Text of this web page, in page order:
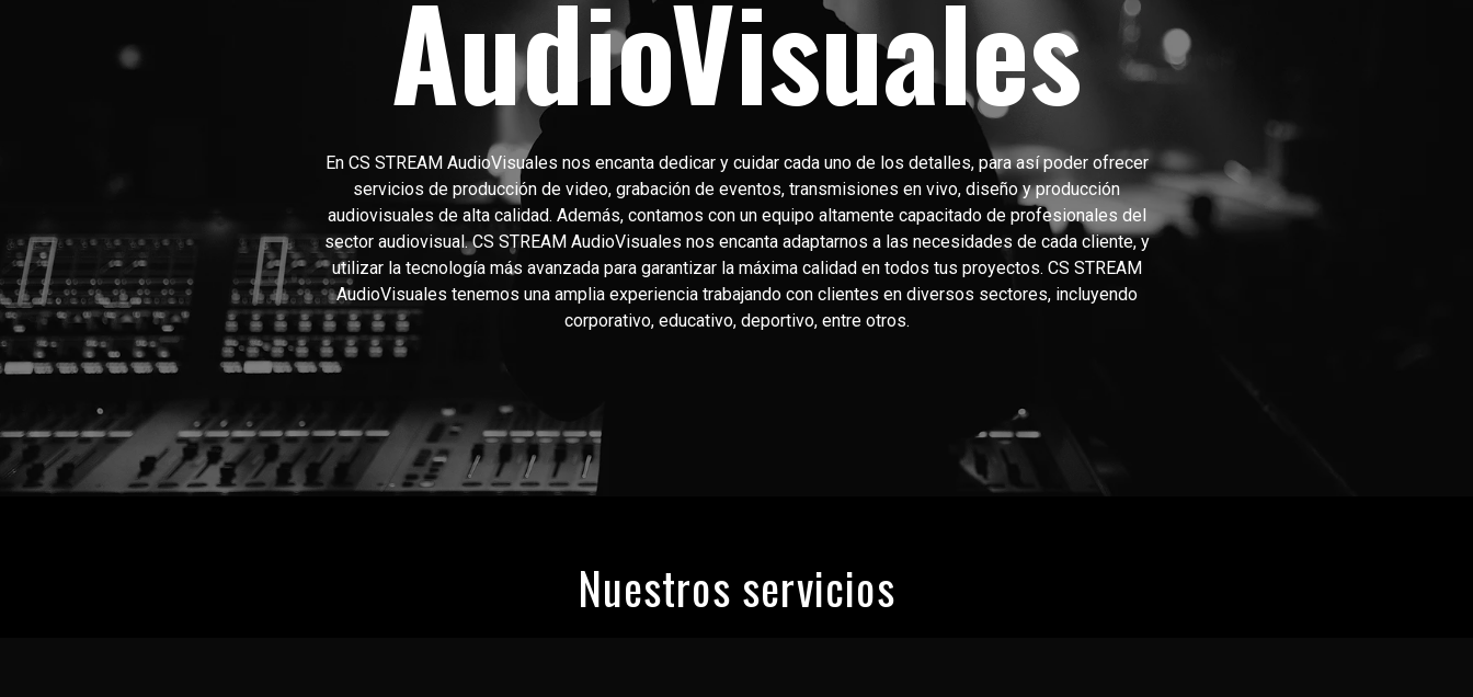
AudioVisuales
En CS STREAM AudioVisuales nos encanta dedicar y cuidar cada uno de los detalles, para así poder ofrecer
servicios de producción de video, grabación de eventos, transmisiones en vivo, diseño y producción
audiovisuales de alta calidad. Además, contamos con un equipo altamente capacitado de profesionales del
sector audiovisual. CS STREAM AudioVisuales nos encanta adaptarnos a las necesidades de cada cliente, y
utilizar la tecnología más avanzada para garantizar la máxima calidad en todos tus proyectos. CS STREAM
AudioVisuales tenemos una amplia experiencia trabajando con clientes en diversos sectores, incluyendo
corporativo, educativo, deportivo, entre otros.
Nuestros servicios